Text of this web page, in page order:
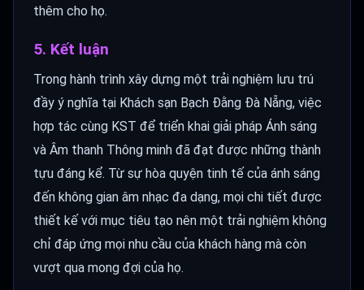
thêm cho họ.
5. Kết luận
Trong hành trình xây dựng một trải nghiệm lưu trú
đầy ý nghĩa tại Khách sạn Bạch Đằng Đà Nẵng, việc
hợp tác cùng KST để triển khai giải pháp Ánh sáng
và Âm thanh Thông minh đã đạt được những thành
tựu đáng kể. Từ sự hòa quyện tinh tế của ánh sáng
đến không gian âm nhạc đa dạng, mọi chi tiết được
thiết kế với mục tiêu tạo nên một trải nghiệm không
chỉ đáp ứng mọi nhu cầu của khách hàng mà còn
vượt qua mong đợi của họ.